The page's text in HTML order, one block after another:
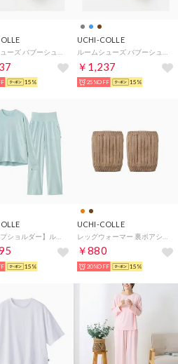
15%
UCHI-COLLE
￥1,237
25%OFF 15%
15%
UCHI-COLLE
￥880
20%OFF 15%